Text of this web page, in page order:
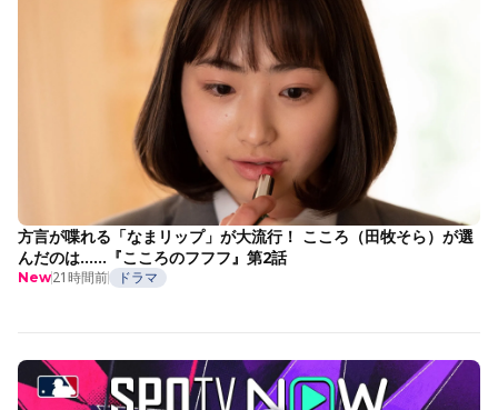
方言が喋れる「なまリップ」が大流行！ こころ（田牧そら）が選
んだのは……『こころのフフフ』第2話
New21時間前 ドラマ